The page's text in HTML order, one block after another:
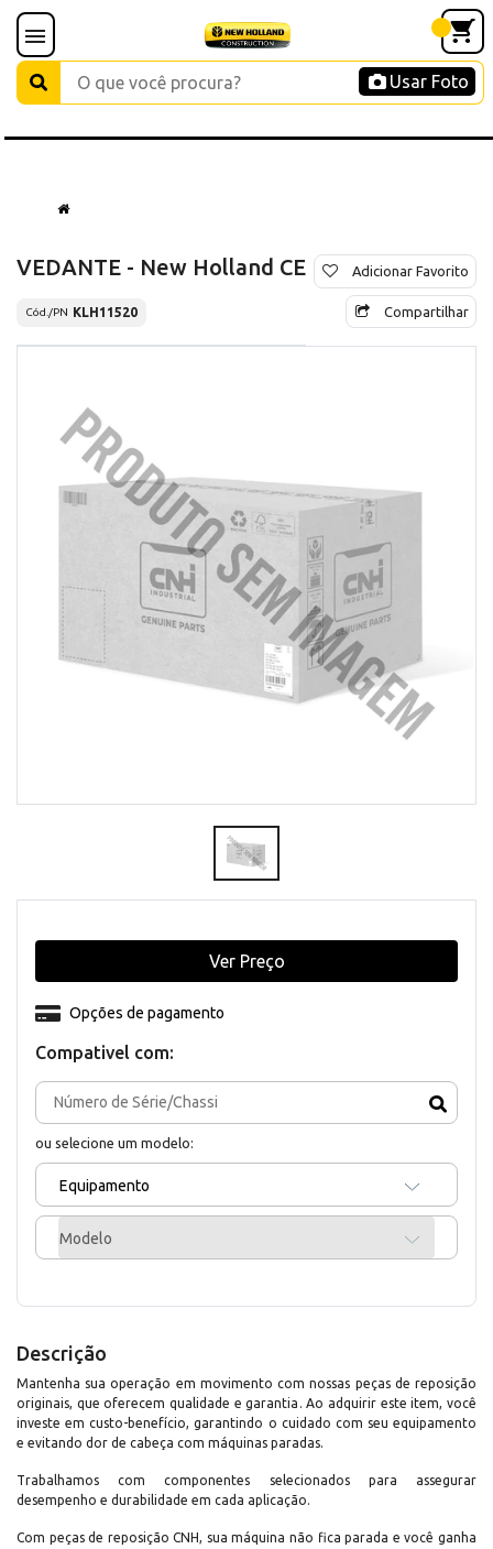
Usar Foto
VEDANTE - New Holland CE
Cód./PN KLH11520
Adicionar Favorito
Compartilhar
Compativel com:
ou selecione um modelo:
Equipamento
Modelo
Opções de pagamento
Ver Preço
Descrição
Mantenha sua operação em movimento com nossas peças de reposição
originais, que oferecem qualidade e garantia. Ao adquirir este item, você
investe em custo-benefício, garantindo o cuidado com seu equipamento
e evitando dor de cabeça com máquinas paradas.
Trabalhamos com componentes selecionados para assegurar
desempenho e durabilidade em cada aplicação.
Com peças de reposição CNH, sua máquina não fica parada e você ganha